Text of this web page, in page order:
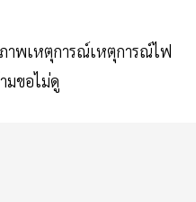
าพเหตุการณ์เหตุการณ์ไฟ
มขอไม่ดู